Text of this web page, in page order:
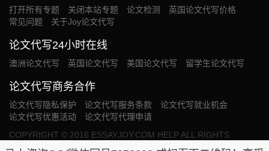
打开所有专题 关闭本站专题 论文检测
英国论文代写价格
常见问题
关于Joy论文代写
论文代写24小时在线
澳洲论文代写 英国论文代写 美国论文代写 留学生论文代写
论文代写商务合作
论文代写隐私保护 论文代写服务条款
论文代写就业机会
论文代写优惠活动
论文代写代理申请
COPYRIGHT © 2016 ESSAYJOY.COM HELP ALL RIGHTS
RESERVED. OUR SERVICE PROVIDED WILL BE USED SOLELY